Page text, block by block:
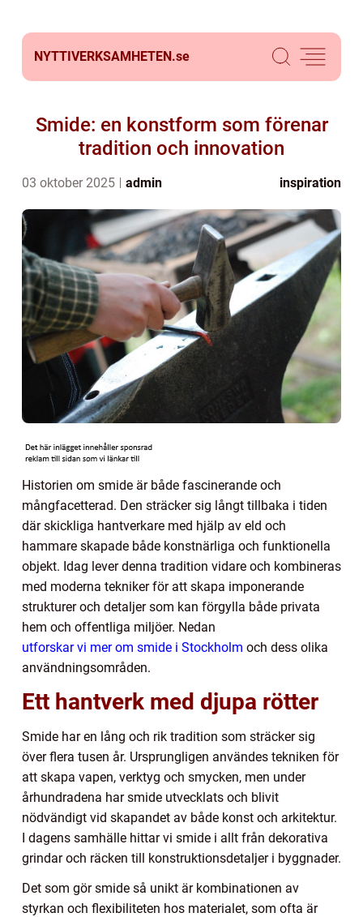
NYTTIVERKSAMHETEN.se
Smide: en konstform som förenar
tradition och innovation
03 oktober 2025 admin inspiration
Historien om smide är både fascinerande och
mångfacetterad. Den sträcker sig långt tillbaka i tiden
där skickliga hantverkare med hjälp av eld och
hammare skapade både konstnärliga och funktionella
objekt. Idag lever denna tradition vidare och kombineras
med moderna tekniker för att skapa imponerande
strukturer och detaljer som kan förgylla både privata
hem och offentliga miljöer. Nedan
utforskar vi mer om smide i Stockholm och dess olika
användningsområden.
Ett hantverk med djupa rötter
Smide har en lång och rik tradition som sträcker sig
över flera tusen år. Ursprungligen användes tekniken för
att skapa vapen, verktyg och smycken, men under
århundradena har smide utvecklats och blivit
nödvändigt vid skapandet av både konst och arkitektur.
I dagens samhälle hittar vi smide i allt från dekorativa
grindar och räcken till konstruktionsdetaljer i byggnader.
Det som gör smide så unikt är kombinationen av
styrkan och flexibiliteten hos materialet, som ofta är